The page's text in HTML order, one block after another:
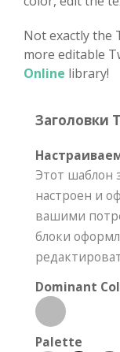
Not exactly the
more editable
Online library!
Заголовки
Этот шаблон
настроен и
вашими
блоки
Dominant
Palette